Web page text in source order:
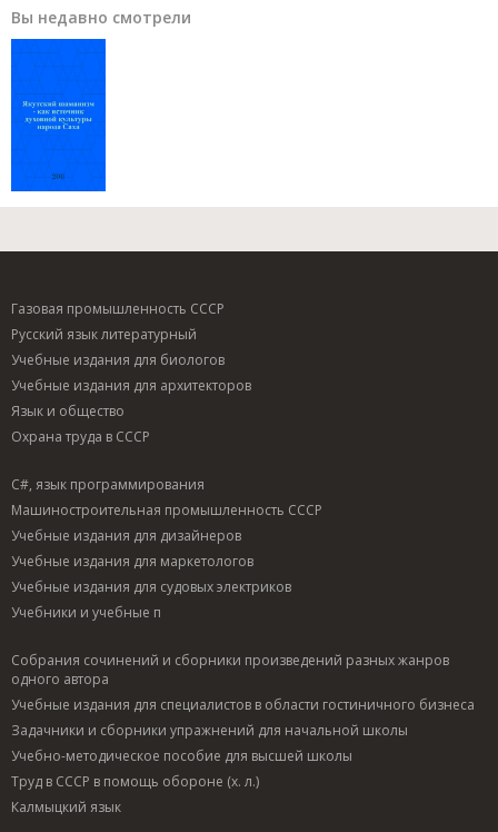
Вы недавно смотрели
Газовая промышленность СССР
Русский язык литературный
Учебные издания для биологов
Учебные издания для архитекторов
Язык и общество
Охрана труда в СССР
C#, язык программирования
Машиностроительная промышленность СССР
Учебные издания для дизайнеров
Учебные издания для маркетологов
Учебные издания для судовых электриков
Учебники и учебные п
Собрания сочинений и сборники произведений разных жанров
одного автора
Учебные издания для специалистов в области гостиничного бизнеса
Задачники и сборники упражнений для начальной школы
Учебно-методическое пособие для высшей школы
Труд в СССР в помощь обороне (х. л.)
Калмыцкий язык